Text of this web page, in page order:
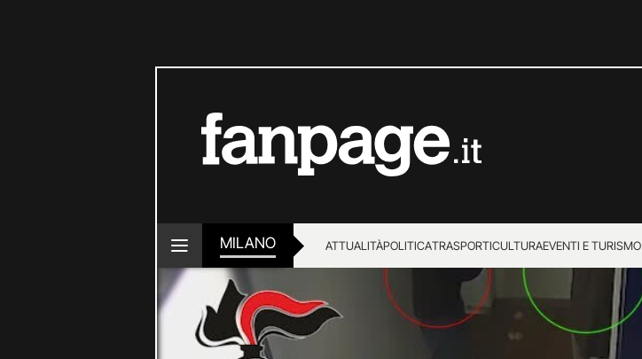
MILANO ATTUALITÀPOLITICATRASPORTICULTURAEVENTI E TURISMO